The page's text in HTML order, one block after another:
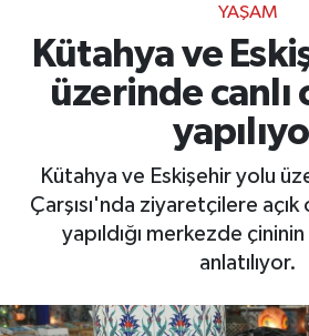
YAŞAM
Kütahya ve
üzerinde canlı
Kütahya ve Eskişehir yolu
Çarşısı'nda ziyaretçilere açık
yapıldığı merkezde çininin
anlatılıyor.